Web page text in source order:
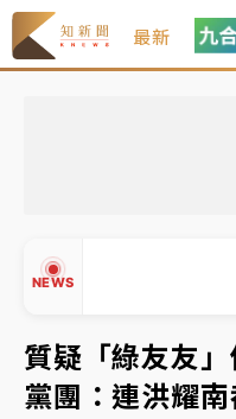
最新
NEWS
有片｜
連根拔起
中颱白海豚風雨來了
響最劇烈
質疑「綠友友
黨團：連洪耀